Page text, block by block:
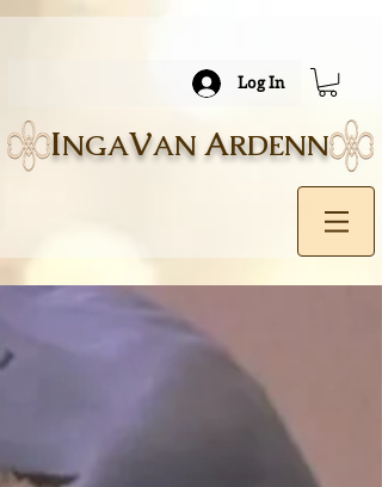
Log In
INGAVAN ARDENN